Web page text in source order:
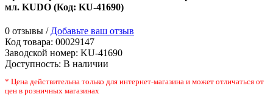
мл. KUDO (Код: KU-41690)
0 отзывы / Добавьте ваш отзыв
Код товара: 00029147
Заводской номер: KU-41690
Доступность: В наличии
* Цена действительна только для интернет-магазина и может отличаться от
цен в розничных магазинах